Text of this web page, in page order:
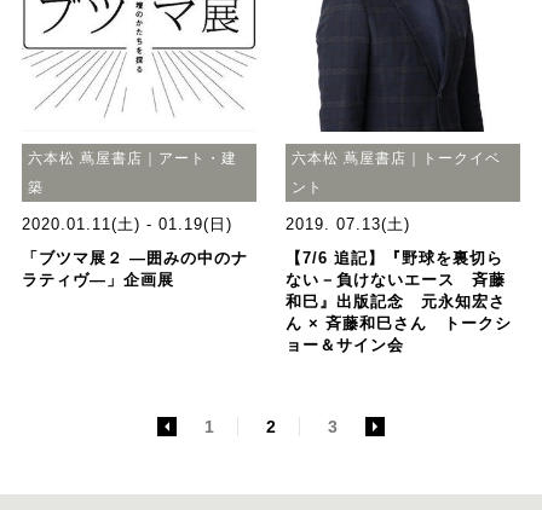
六本松 蔦屋書店｜アート・建
築
2020.01.11(土) - 01.19(日)
「ブツマ展２ ―囲みの中のナ
ラティヴ―」企画展
六本松 蔦屋書店｜トークイベ
ント
2019. 07.13(土)
【7/6 追記】『野球を裏切ら
ない－負けないエース 斉藤
和巳』出版記念 元永知宏さ
ん × 斉藤和巳さん トークシ
ョー＆サイン会
1 2 3